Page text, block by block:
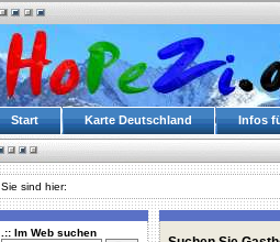
Start Karte Deutschland Infos
Sie sind hier:
.:: Im Web suchen